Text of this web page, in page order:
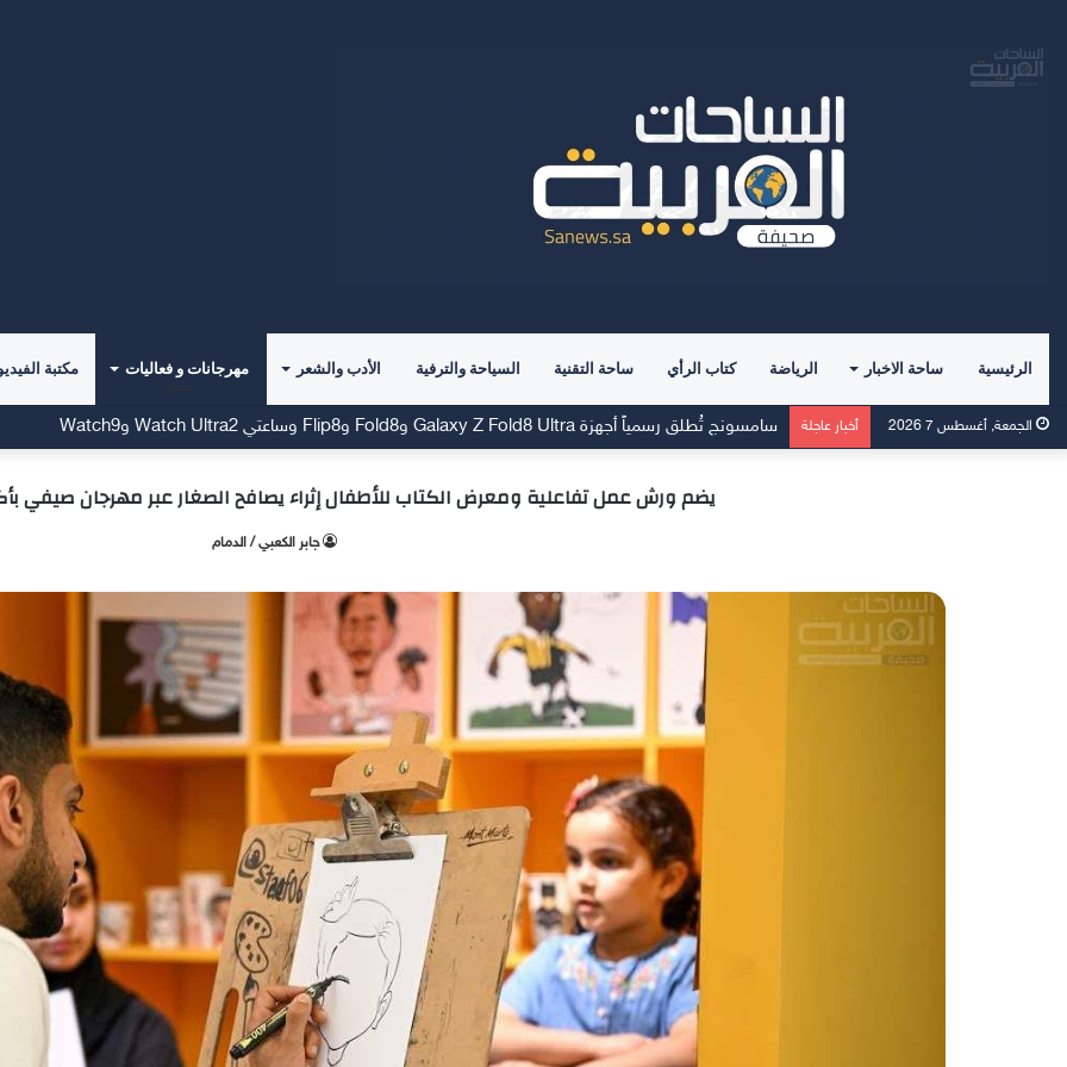
الرئيسية ساحة الاخبار الرياضة كتاب الرأي ساحة التقنية السياحة والترفية الأدب والشعر مهرجانات و فعاليات مكتبة
الجمعة, أغسطس 7 2026 أخبار عاجلة وسط إقبالٍ غير مسبوق، جهاز Galaxy Z Fold8 من سامسونج يحطم الأرقام القياسية للطلبات المسبقة
يضم ورش عمل تفاعلية ومعرض الكتاب للأطفال إثراء يصافح الصغار عبر مهرجان صيفي بأكثر من 73
جابر الكعبي / الدمام